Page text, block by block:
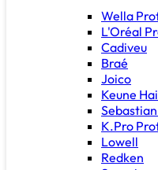
Wella
L'Oréal
Cadiveu
Braé
Joico
Keune
K.Pro
Lowell
Redken